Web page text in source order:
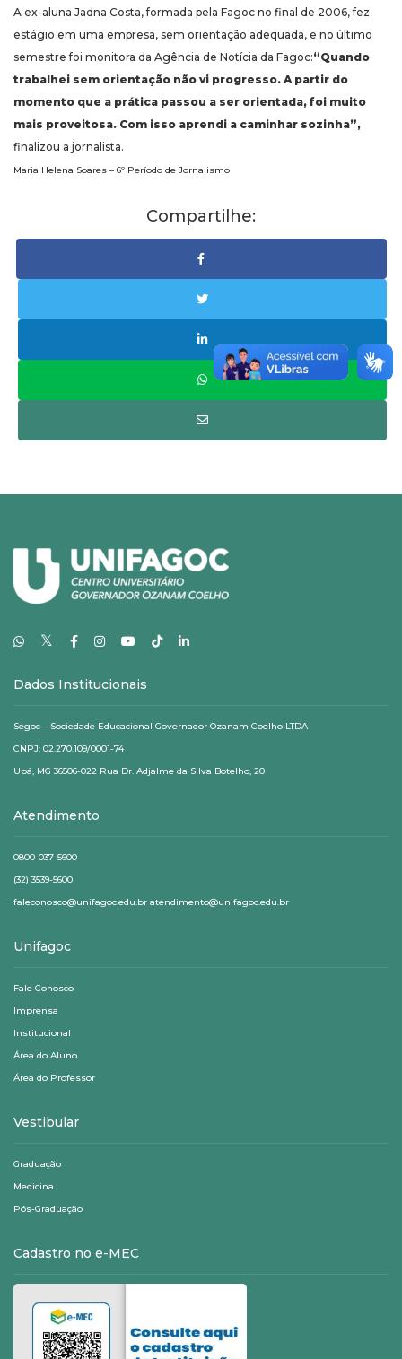
A ex-aluna Jadna Costa, formada pela Fagoc no final de 2006, fez
estágio em uma empresa, sem orientação adequada, e no último
semestre foi monitora da Agência de Notícia da Fagoc:“Quando
trabalhei sem orientação não vi progresso. A partir do
momento que a prática passou a ser orientada, foi muito
mais proveitosa. Com isso aprendi a caminhar sozinha”,
finalizou a jornalista.
Maria Helena Soares – 6º Período de Jornalismo
Compartilhe:
𝕏
Dados Institucionais
Segoc – Sociedade Educacional Governador Ozanam Coelho LTDA
CNPJ: 02.270.109/0001-74
Ubá, MG 36506-022 Rua Dr. Adjalme da Silva Botelho, 20
Atendimento
0800-037-5600
(32) 3539-5600
faleconosco@unifagoc.edu.br atendimento@unifagoc.edu.br
Unifagoc
Fale Conosco
Imprensa
Institucional
Área do Aluno
Área do Professor
Vestibular
Graduação
Medicina
Pós-Graduação
Cadastro no e-MEC